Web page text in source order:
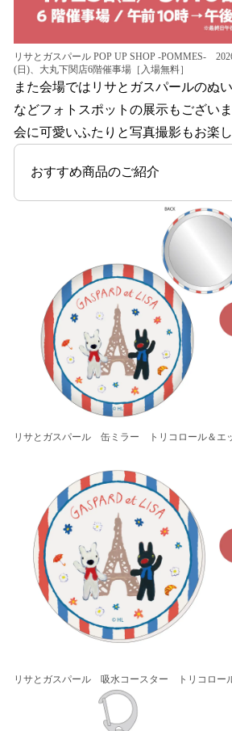
リサとガスパール POP UP SHOP -POMMES-
(日)、大丸下関店6階催事場［入場無料］
また会場ではリサとガスパールのぬ
などフォトスポットの展示もござい
会に可愛いふたりと写真撮影もお楽し
おすすめ商品のご紹介
リサとガスパール 缶ミラー トリコロール＆エ
リサとガスパール 吸水コースター トリコロー